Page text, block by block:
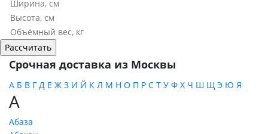
Срочная доставка из Москвы
А Б В Г Д Е Ж З И Й К Л М Н О П Р С Т У Ф Х Ч Ш Щ Э Ю Я
А
Абаза